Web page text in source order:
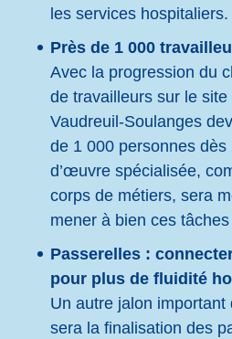
les services hospitaliers.
Près de 1 000
Avec la progression du
de travailleurs sur le site
Vaudreuil-Soulanges
de 1 000 personnes
d’œuvre spécialisée,
corps de métiers, sera
mener à bien ces
Passerelles :
pour plus de fluidité
Un autre jalon important
sera la finalisation des